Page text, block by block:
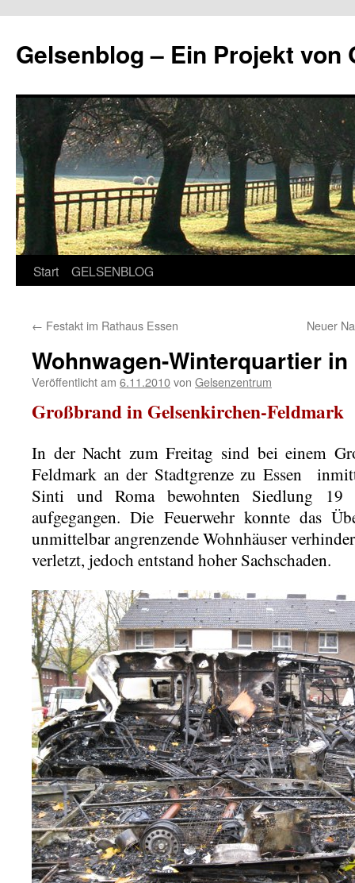
springen
Gelsenblog – Ein Projekt von
Start GELSENBLOG
← Festakt im Rathaus Essen Neuer
Wohnwagen-Winterquartier in
Veröffentlicht am 6.11.2010von Gelsenzentrum
Großbrand in Gelsenkirchen-Feldmark
In der Nacht zum Freitag sind bei einem
Feldmark an der Stadtgrenze zu Essen
Sinti und Roma bewohnten Siedlung 19
aufgegangen. Die Feuerwehr konnte das
unmittelbar angrenzende Wohnhäuser
verletzt, jedoch entstand hoher Sachschaden.